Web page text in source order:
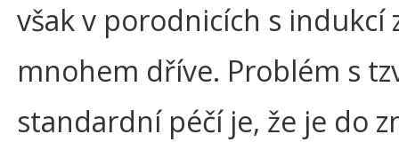
však v porodnicích s indukcí
mnohem dříve. Problém s
standardní péčí je, že je do